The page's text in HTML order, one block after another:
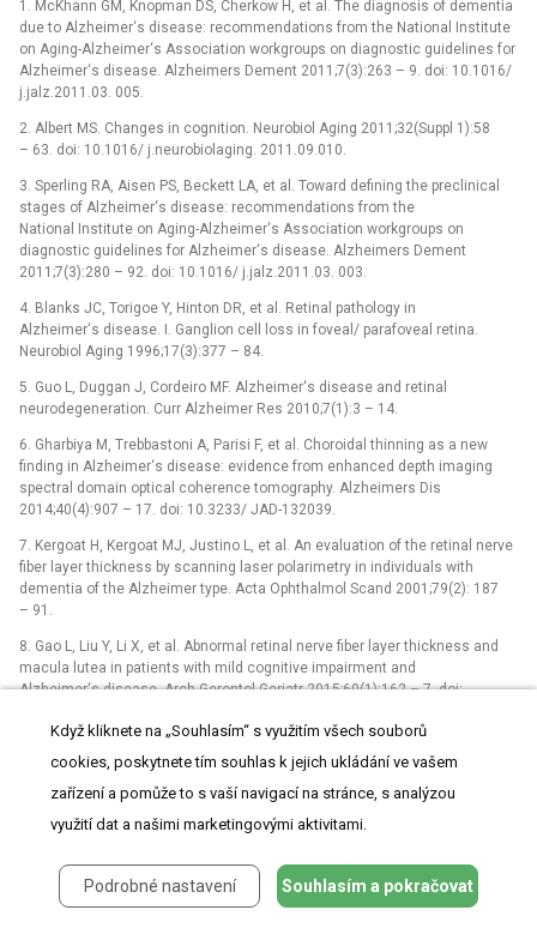
1. McKhann GM, Knopman DS, Cherkow H, et al. The diagnosis of dementia
due to Alzheimer‘s disease: recommendations from the National Institute
on Aging-Alzheimer‘s Association workgroups on diagnostic guidelines for
Alzheimer‘s disease. Alzheimers Dement 2011;7(3):263 –⁠ 9. doi: 10.1016/
j.jalz.2011.03. 005.
2. Albert MS. Changes in cognition. Neurobiol Aging 2011;32(Suppl 1):58
–⁠ 63. doi: 10.1016/ j.neurobiolaging. 2011.09.010.
3. Sperling RA, Aisen PS, Beckett LA, et al. Toward defining the preclinical
stages of Alzheimer‘s disease: recommendations from the
National Institute on Aging-Alzheimer‘s Association workgroups on
diagnostic guidelines for Alzheimer‘s disease. Alzheimers Dement
2011;7(3):280 –⁠ 92. doi: 10.1016/ j.jalz.2011.03. 003.
4. Blanks JC, Torigoe Y, Hinton DR, et al. Retinal pathology in
Alzheimer‘s disease. I. Ganglion cell loss in foveal/ parafoveal retina.
Neurobiol Aging 1996;17(3):377 –⁠ 84.
5. Guo L, Duggan J, Cordeiro MF. Alzheimer‘s disease and retinal
neurodegeneration. Curr Alzheimer Res 2010;7(1):3 –⁠ 14.
6. Gharbiya M, Trebbastoni A, Parisi F, et al. Choroidal thinning as a new
finding in Alzheimer‘s disease: evidence from enhanced depth imaging
spectral domain optical coherence tomography. Alzheimers Dis
2014;40(4):907 –⁠ 17. doi: 10.3233/ JAD-132039.
7. Kergoat H, Kergoat MJ, Justino L, et al. An evaluation of the retinal nerve
fiber layer thickness by scanning laser polarimetry in individuals with
dementia of the Alzheimer type. Acta Ophthalmol Scand 2001;79(2): 187
–⁠ 91.
8. Gao L, Liu Y, Li X, et al. Abnormal retinal nerve fiber layer thickness and
macula lutea in patients with mild cognitive impairment and
Alzheimer‘s disease. Arch Gerontol Geriatr 2015;60(1):162 –⁠ 7. doi:
patients with Alzheimer disease. J Neuroophthalmol 2013;33(1):58
–⁠ 61. doi: 10.1097/ WNO.0b013e318267fd5f.
10. Kesler A, Vakhapova V, Korczyn AD, et al. Retinal thickness in patients
Neurosurg 2011;113(7):523 –⁠ 6. doi: 10.1016/ j.clineuro.2011.02.014.
11. Parisi V, Restuccia R, Fattapposta F, et al. Morphological and functional
Když kliknete na „Souhlasím“ s využitím všech souborů
cookies, poskytnete tím souhlas k jejich ukládání ve vašem
zařízení a pomůže to s vaší navigací na stránce, s analýzou
využití dat a našimi marketingovými aktivitami.
Podrobné nastavení Souhlasím a pokračovat